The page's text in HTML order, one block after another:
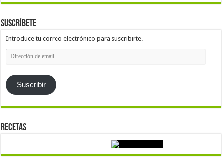
Suscríbete
Introduce tu correo electrónico para suscribirte.
Dirección
de
Suscribir
Recetas